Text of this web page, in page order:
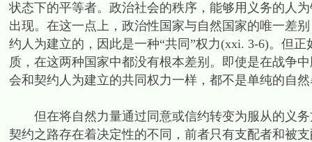
状态下的平等者。政治社会的秩序，能够用义务的人
出现。在这一点上，政治性国家与自然国家的唯一差
约人为建立的，因此是一种“共同”权力(xxi. 3-6)。但
质，在这两种国家中都没有根本差别。即使是在战争
会和契约人为建立的共同权力一样，都不是单纯的自
但在将自然力量通过同意或信约转变为服从的义务
契约之路存在着决定性的不同，前者只有支配者和被